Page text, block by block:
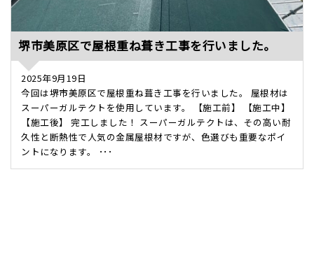
堺市美原区で屋根重ね葺き工事を行いました。
2025年9月19日
今回は堺市美原区で屋根重ね葺き工事を行いました。 屋根材は
スーパーガルテクトを使用しています。 【施工前】 【施工中】
【施工後】 完工しました！ スーパーガルテクトは、その高い耐
久性と断熱性で人気の金属屋根材ですが、色選びも重要なポイ
ントになります。 ･･･